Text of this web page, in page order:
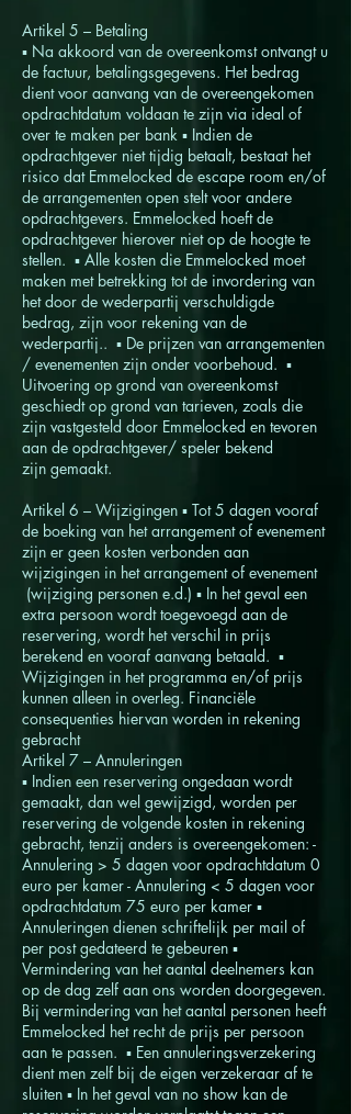
Artikel 5 – Betaling
▪ Na akkoord van de overeenkomst ontvangt u
de factuur, betalingsgegevens. Het bedrag
dient voor aanvang van de overeengekomen
opdrachtdatum voldaan te zijn via ideal of
over te maken per bank ▪ Indien de
opdrachtgever niet tijdig betaalt, bestaat het
risico dat Emmelocked de escape room en/of
de arrangementen open stelt voor andere
opdrachtgevers. Emmelocked hoeft de
opdrachtgever hierover niet op de hoogte te
stellen. ▪ Alle kosten die Emmelocked moet
maken met betrekking tot de invordering van
het door de wederpartij verschuldigde
bedrag, zijn voor rekening van de
wederpartij.. ▪ De prijzen van arrangementen
/ evenementen zijn onder voorbehoud. ▪
Uitvoering op grond van overeenkomst
geschiedt op grond van tarieven, zoals die
zijn vastgesteld door Emmelocked en tevoren
aan de opdrachtgever/ speler bekend
zijn gemaakt.
Artikel 6 – Wijzigingen ▪ Tot 5 dagen vooraf
de boeking van het arrangement of evenement
zijn er geen kosten verbonden aan
wijzigingen in het arrangement of evenement
(wijziging personen e.d.) ▪ In het geval een
extra persoon wordt toegevoegd aan de
reservering, wordt het verschil in prijs
berekend en vooraf aanvang betaald. ▪
Wijzigingen in het programma en/of prijs
kunnen alleen in overleg. Financiële
consequenties hiervan worden in rekening
gebracht
Artikel 7 – Annuleringen
▪ Indien een reservering ongedaan wordt
gemaakt, dan wel gewijzigd, worden per
reservering de volgende kosten in rekening
gebracht, tenzij anders is overeengekomen: -
Annulering > 5 dagen voor opdrachtdatum 0
euro per kamer - Annulering < 5 dagen voor
opdrachtdatum 75 euro per kamer ▪
Annuleringen dienen schriftelijk per mail of
per post gedateerd te gebeuren ▪
Vermindering van het aantal deelnemers kan
op de dag zelf aan ons worden doorgegeven.
Bij vermindering van het aantal personen heeft
Emmelocked het recht de prijs per persoon
aan te passen. ▪ Een annuleringsverzekering
dient men zelf bij de eigen verzekeraar af te
sluiten ▪ In het geval van no show kan de